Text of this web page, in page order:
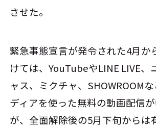
させた。
緊急事態宣言が発令された4月か
けては、YouTubeやLINE LIVE、
ャス、ミクチャ、SHOWROOM
ディアを使った無料の動画配信
が、全面解除後の5月下旬からは